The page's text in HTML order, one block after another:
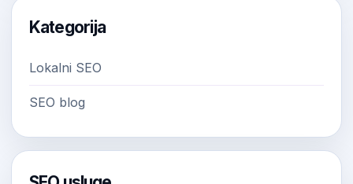
Kategorija
Lokalni SEO
SEO blog